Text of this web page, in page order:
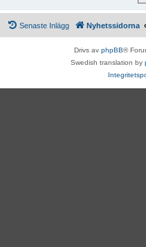
Senaste Inlägg Nyhetssidorna
Drivs av phpBB®
Swedish translation by